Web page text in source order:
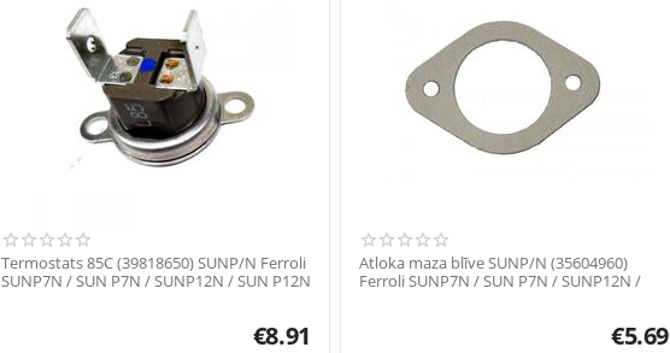
Termostats 85С (39818650) SUNP/N Ferroli
SUNP7N / SUN P7N / SUNP12N / SUN P12N
€8.91
Аtloka maza blīve SUNP/N (35604960)
Ferroli SUNP7N / SUN P7N / SUNP12N /
€5.69